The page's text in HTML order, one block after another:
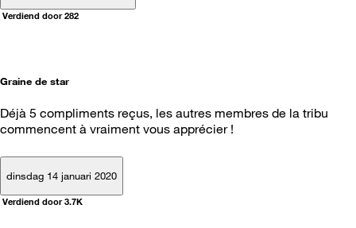
Verdiend door 282
Graine de star
Déjà 5 compliments reçus, les autres membres de la tribu
commencent à vraiment vous apprécier !
dinsdag 14 januari 2020
Verdiend door 3.7K